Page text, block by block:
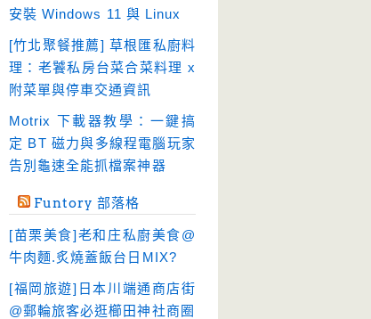
安全防護 (55)
影音播放 (51)
影音轉檔 (81)
教育學習 (23)
文書工具 (91)
畫面擷取 (36)
看圖程式 (17)
硬碟工具 (64)
安裝 Windows 11 與 Linux
[竹北聚餐推薦] 草根匯私廚料
理：老饕私房台菜合菜料理 x
附菜單與停車交通資訊
Motrix 下載器教學：一鍵搞
定 BT 磁力與多線程電腦玩家
告別龜速全能抓檔案神器
Funtory 部落格
[苗栗美食]老和庄私廚美食@
牛肉麵.炙燒蓋飯台日MIX?
[福岡旅遊]日本川端通商店街
@郵輪旅客必逛櫛田神社商圈